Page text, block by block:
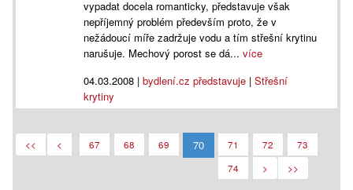
vypadat docela romanticky, představuje však
nepříjemný problém především proto, že v
nežádoucí míře zadržuje vodu a tím střešní krytinu
narušuje. Mechový porost se dá...více
04.03.2008 |bydlení.cz představuje |Střešní
krytiny
<< < 67 68 69 70 71 72
73
74
> >>